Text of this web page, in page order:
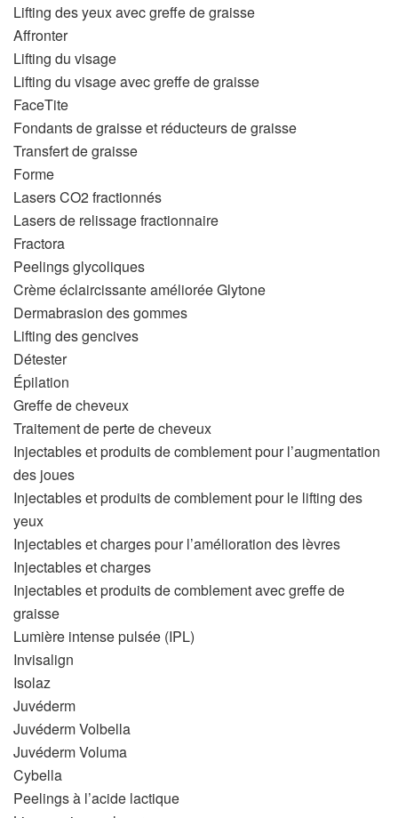
Lifting des yeux avec greffe de graisse
Affronter
Lifting du visage
Lifting du visage avec greffe de graisse
FaceTite
Fondants de graisse et réducteurs de graisse
Transfert de graisse
Forme
Lasers CO2 fractionnés
Lasers de relissage fractionnaire
Fractora
Peelings glycoliques
Crème éclaircissante améliorée Glytone
Dermabrasion des gommes
Lifting des gencives
Détester
Épilation
Greffe de cheveux
Traitement de perte de cheveux
Injectables et produits de comblement pour l’augmentation
des joues
Injectables et produits de comblement pour le lifting des
yeux
Injectables et charges pour l’amélioration des lèvres
Injectables et charges
Injectables et produits de comblement avec greffe de
graisse
Lumière intense pulsée (IPL)
Invisalign
Isolaz
Juvéderm
Juvéderm Volbella
Juvéderm Voluma
Cybella
Peelings à l’acide lactique